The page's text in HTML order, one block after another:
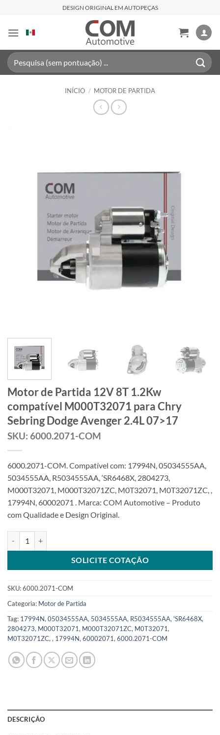
content
DESIGN ORIGINAL EM AUTOPEÇAS
Pesquisar
por:
INÍCIO / MOTOR DE PARTIDA
Motor de Partida 12V 8T 1.2Kw
compatível M000T32071 para Chry
Sebring Dodge Avenger 2.4L 07>17
SKU: 6000.2071-COM
6000.2071-COM. Compatível com: 17994N, 05034555AA,
5034555AA, R5034555AA, ‘SR6468X, 2804273,
M000T32071, M000T32071ZC, M0T32071, M0T32071ZC, ,
17994N, 60002071 . Marca: COM Automotive – Produto
com Qualidade e Design Original.
SOLICITE COTAÇÃO
SKU:6000.2071-COM
Categoria: Motor de Partida
Tag: 17994N, 05034555AA, 5034555AA, R5034555AA, 'SR6468X,
2804273, M000T32071, M000T32071ZC, M0T32071,
M0T32071ZC, , 17994N, 60002071, 6000.2071-COM
DESCRIÇÃO